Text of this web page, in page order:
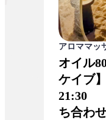
アロママッ
オイル
ケイブ
21:30
ち合わ